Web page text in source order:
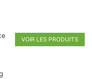
VOIR LES PRODUITS